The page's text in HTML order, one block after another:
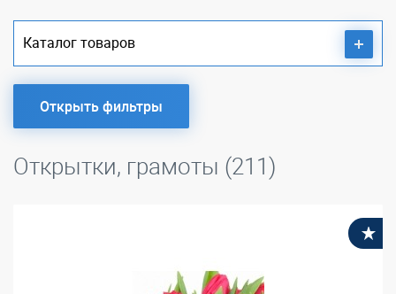
Каталог товаров
Открыть фильтры
Открытки, грамоты (211)